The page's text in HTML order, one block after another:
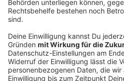
Ein Toter und sechs
Transporter
Ein Kleintransporter kommt